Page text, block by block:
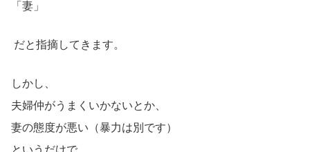
「妻」
だと指摘してきます。
しかし、
夫婦仲がうまくいかないとか、
妻の態度が悪い（暴力は別です）